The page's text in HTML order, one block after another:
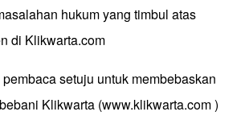
hukum yang timbul atas
di Klikwarta.com
setuju untuk membebaskan
Klikwarta (www.klikwarta.com )